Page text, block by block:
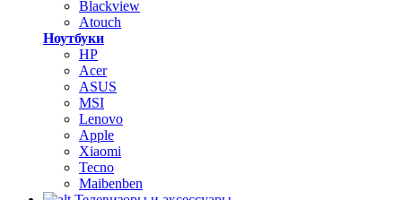
Blackview
Atouch
Ноутбуки
HP
Acer
ASUS
MSI
Lenovo
Apple
Xiaomi
Tecno
Maibenben